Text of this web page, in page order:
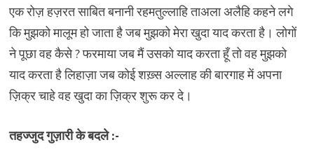
एक रोज़ हज़रत साबित बनानी रहमतुल्लाहि ताअला अलैहि कहने लगे
कि मुझको मालूम हो जाता है जब मुझको मेरा खुदा याद करता है। लोगों
ने पूछा वह कैसे ? फरमाया जब मैं उसको याद करता हूँ तो वह मुझको
याद करता है लिहाज़ा जब कोई शख़्स अल्लाह की बारगाह में अपना
ज़िक्र चाहे वह खुदा का ज़िक्र शुरू कर दे।
तहज्जुद गुज़ारी के बदले :-